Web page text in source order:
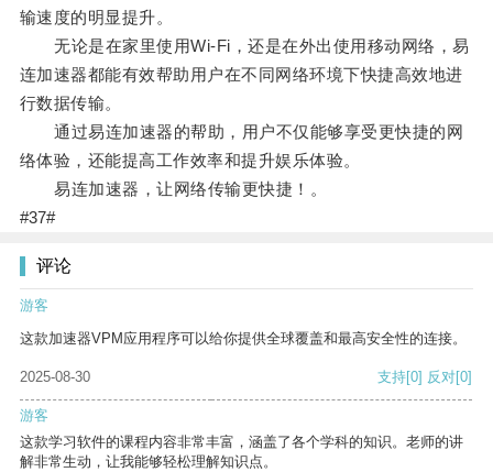
输速度的明显提升。
无论是在家里使用Wi-Fi，还是在外出使用移动网络，易
连加速器都能有效帮助用户在不同网络环境下快捷高效地进
行数据传输。
通过易连加速器的帮助，用户不仅能够享受更快捷的网
络体验，还能提高工作效率和提升娱乐体验。
易连加速器，让网络传输更快捷！。
#37#
评论
游客
这款加速器VPM应用程序可以给你提供全球覆盖和最高安全性的连接。
2025-08-30 支持[0] 反对[0]
游客
这款学习软件的课程内容非常丰富，涵盖了各个学科的知识。老师的讲
解非常生动，让我能够轻松理解知识点。